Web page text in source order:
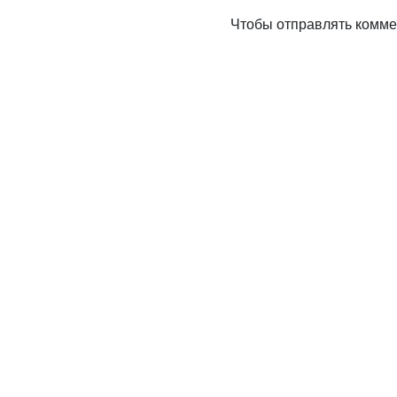
Чтобы отправлять